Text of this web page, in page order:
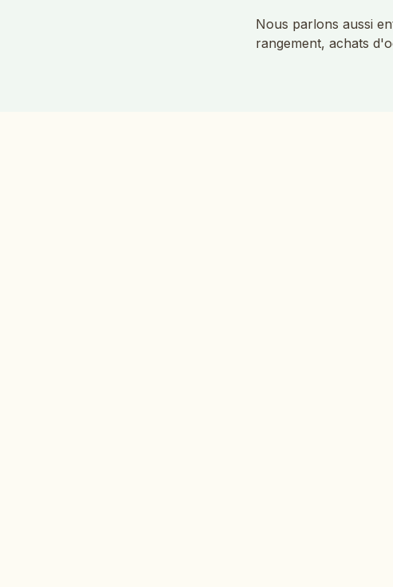
Nous parlons aussi
rangement, achats